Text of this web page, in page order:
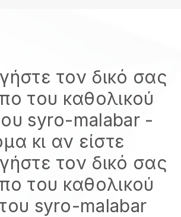
τον δικό σας
του καθολικού
syro-malabar -
κι αν είστε
τον δικό σας
του καθολικού
syro-malabar